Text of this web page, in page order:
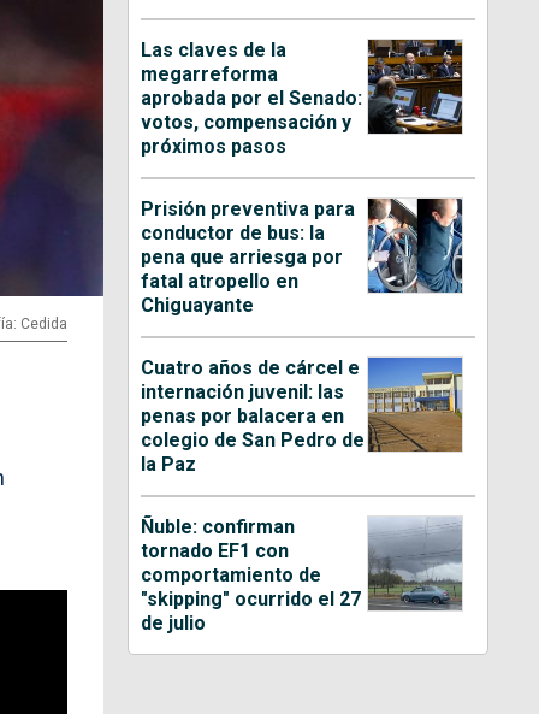
Cedida
Las claves de la
megarreforma
aprobada por el Senado:
votos, compensación y
próximos pasos
Prisión preventiva para
conductor de bus: la
pena que arriesga por
fatal atropello en
Chiguayante
Cuatro años de cárcel e
internación juvenil: las
penas por balacera en
colegio de San Pedro de
la Paz
Ñuble: confirman
tornado EF1 con
comportamiento de
"skipping" ocurrido el 27
de julio